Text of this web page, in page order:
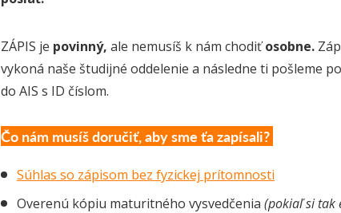
ZÁPIS je povinný, ale nemusíš k nám chodiťosobne.
vykoná naše študijné oddelenie a následne ti pošleme
do AIS s ID číslom.
Čo nám musíš doručiť, aby sme ťa zapísali?
Súhlas so zápisom bez fyzickej prítomnosti
Overenú kópiu maturitného vysvedčenia (pokiaľ si tak